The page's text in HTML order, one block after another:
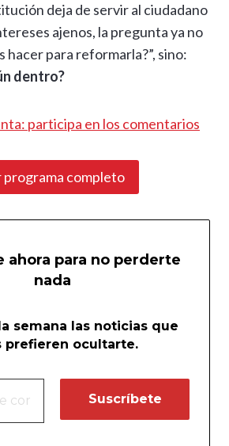
deja de servir al ciudadano
ajenos, la pregunta ya no
hacer para reformarla?”, sino:
dentro?
participa en los comentarios
programa completo
ahora para no perderte
nada
semana las noticias que
prefieren ocultarte.